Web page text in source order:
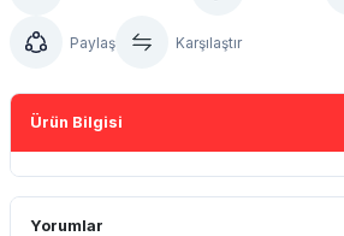
Paylaş Karşılaştır
Ürün Bilgisi
Yorumlar